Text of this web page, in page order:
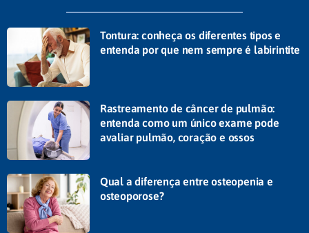
Tontura: conheça os diferentes tipos e
entenda por que nem sempre é labirintite
Rastreamento de câncer de pulmão:
entenda como um único exame pode
avaliar pulmão, coração e ossos
Qual a diferença entre osteopenia e
osteoporose?